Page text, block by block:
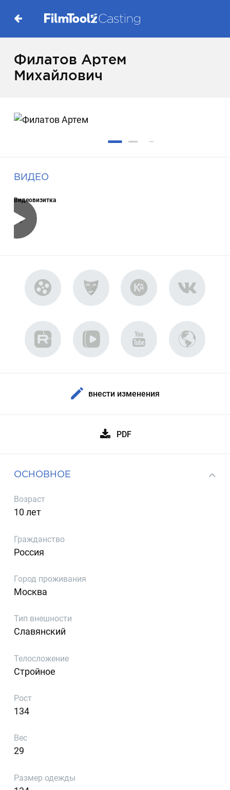
Филатов Артем
Михайлович
ВИДЕО
Видеовизитка
внести изменения
PDF
ОСНОВНОЕ
Возраст
10 лет
Гражданство
Россия
Город проживания
Москва
Тип внешности
Славянский
Телосложение
Стройное
Рост
134
Вес
29
Размер одежды